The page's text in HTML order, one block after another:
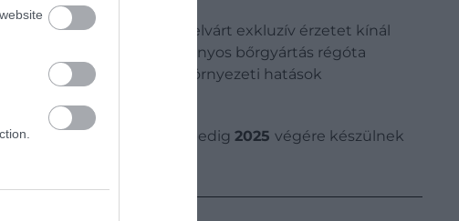
és a luxuscikkektől elvárt exkluzív érzetet kínál
lenne. A hagyományos bőrgyártás régóta
lehetőséget kínál a környezeti hatások
luxuscikkek pedig 2025 végére készülnek